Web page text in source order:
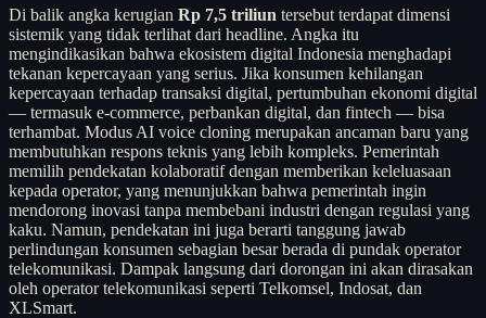
Di balik angka kerugian Rp 7,5 triliun tersebut terdapat dimensi
sistemik yang tidak terlihat dari headline. Angka itu
mengindikasikan bahwa ekosistem digital Indonesia menghadapi
tekanan kepercayaan yang serius. Jika konsumen kehilangan
kepercayaan terhadap transaksi digital, pertumbuhan ekonomi digital
— termasuk e-commerce, perbankan digital, dan fintech — bisa
terhambat. Modus AI voice cloning merupakan ancaman baru yang
membutuhkan respons teknis yang lebih kompleks. Pemerintah
memilih pendekatan kolaboratif dengan memberikan keleluasaan
kepada operator, yang menunjukkan bahwa pemerintah ingin
mendorong inovasi tanpa membebani industri dengan regulasi yang
kaku. Namun, pendekatan ini juga berarti tanggung jawab
perlindungan konsumen sebagian besar berada di pundak operator
telekomunikasi. Dampak langsung dari dorongan ini akan dirasakan
oleh operator telekomunikasi seperti Telkomsel, Indosat, dan
XLSmart.